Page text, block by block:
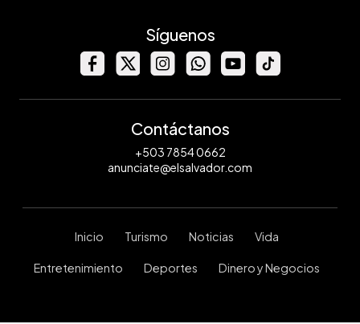
Síguenos
Contáctanos
+503 7854 0662
anunciate@elsalvador.com
Inicio Turismo Noticias Vida
Entretenimiento Deportes Dinero y Negocios